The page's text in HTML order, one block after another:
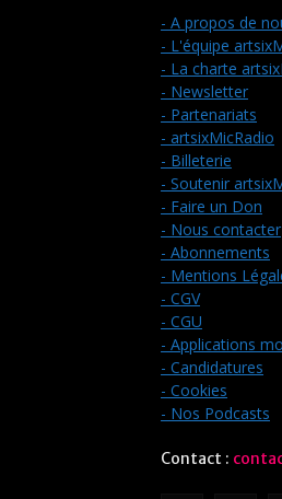
- A propos de
- L'équipe
- La charte
- Newsletter
- Partenariats
- artsixMicRadio
- Billeterie
- Soutenir
- Faire un Don
- Nous contacter
- Abonnements
- Mentions
- CGV
- CGU
- Applications
- Candidatures
- Cookies
- Nos Podcasts
Contact :